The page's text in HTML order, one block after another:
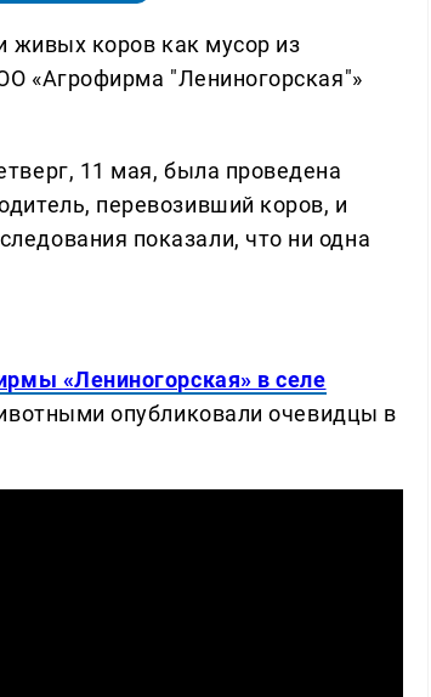
живых коров как мусор из
«Агрофирма "Лениногорская"»
11 мая, была проведена
перевозивший коров, и
показали, что ни одна
«Лениногорская» в селе
опубликовали очевидцы в